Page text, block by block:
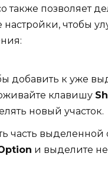
также позволяет
чтобы
добавить к уже
клавишу
новый участок.
часть выделенной
и выделите